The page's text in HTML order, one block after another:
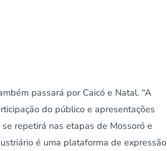
passará por Caicó e Natal. “A
do público e apresentações
repetirá nas etapas de Mossoró e
é uma plataforma de expressão